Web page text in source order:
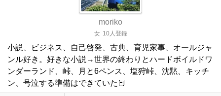
moriko
女 10人登録
小説、ビジネス、自己啓発、古典、育児家事、オールジャ
ンル好き。好きな小説→世界の終わりとハードボイルドワ
ンダーランド、峠、月と6ペンス、塩狩峠、沈黙、キッチ
ン、号泣する準備はできていた📕